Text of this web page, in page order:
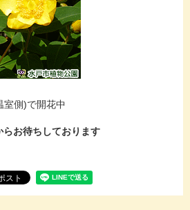
室側)で開花中
お待ちしております